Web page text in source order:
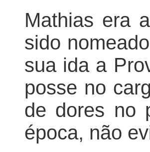
Mathias era
sido
sua ida a
posse no
de dores no
época, não